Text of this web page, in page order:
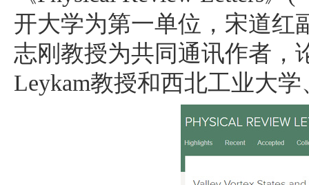
开大学为第一单位，宋道红
志刚教授为共同通讯作者，
Leykam教授和西北工业大